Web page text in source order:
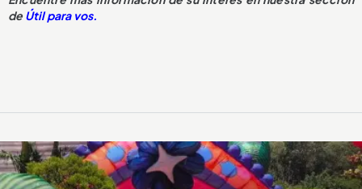
deÚtil para vos.